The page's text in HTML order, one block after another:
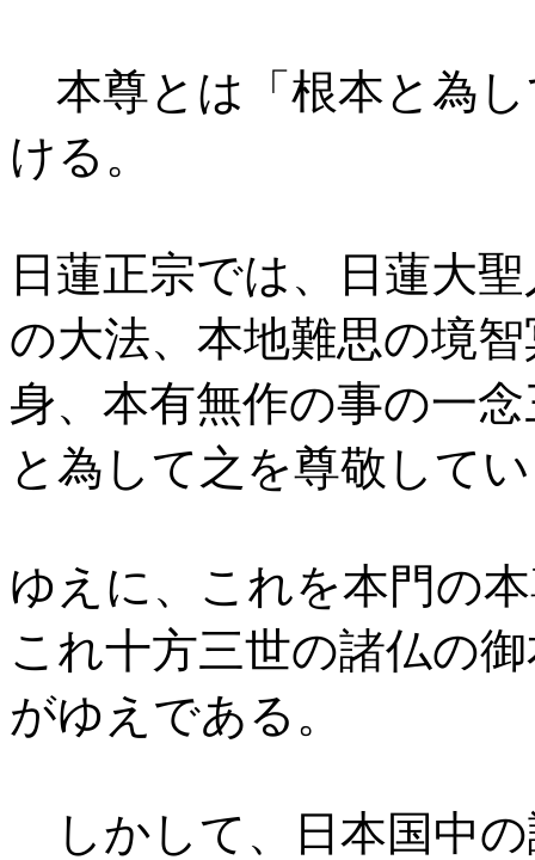
本尊とは「根本と為
ける。
日蓮正宗では、日蓮大
の大法、本地難思の境
身、本有無作の事の一
と為して之を尊敬して
ゆえに、これを本門の
これ十方三世の諸仏の
がゆえである。
しかして、日本国中